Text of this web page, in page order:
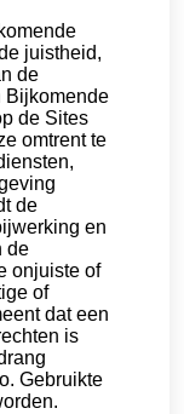
juistheid,
de
Bijkomende
de Sites
omtrent te
de
en
de
onjuiste of
of
dat een
is
Gebruikte